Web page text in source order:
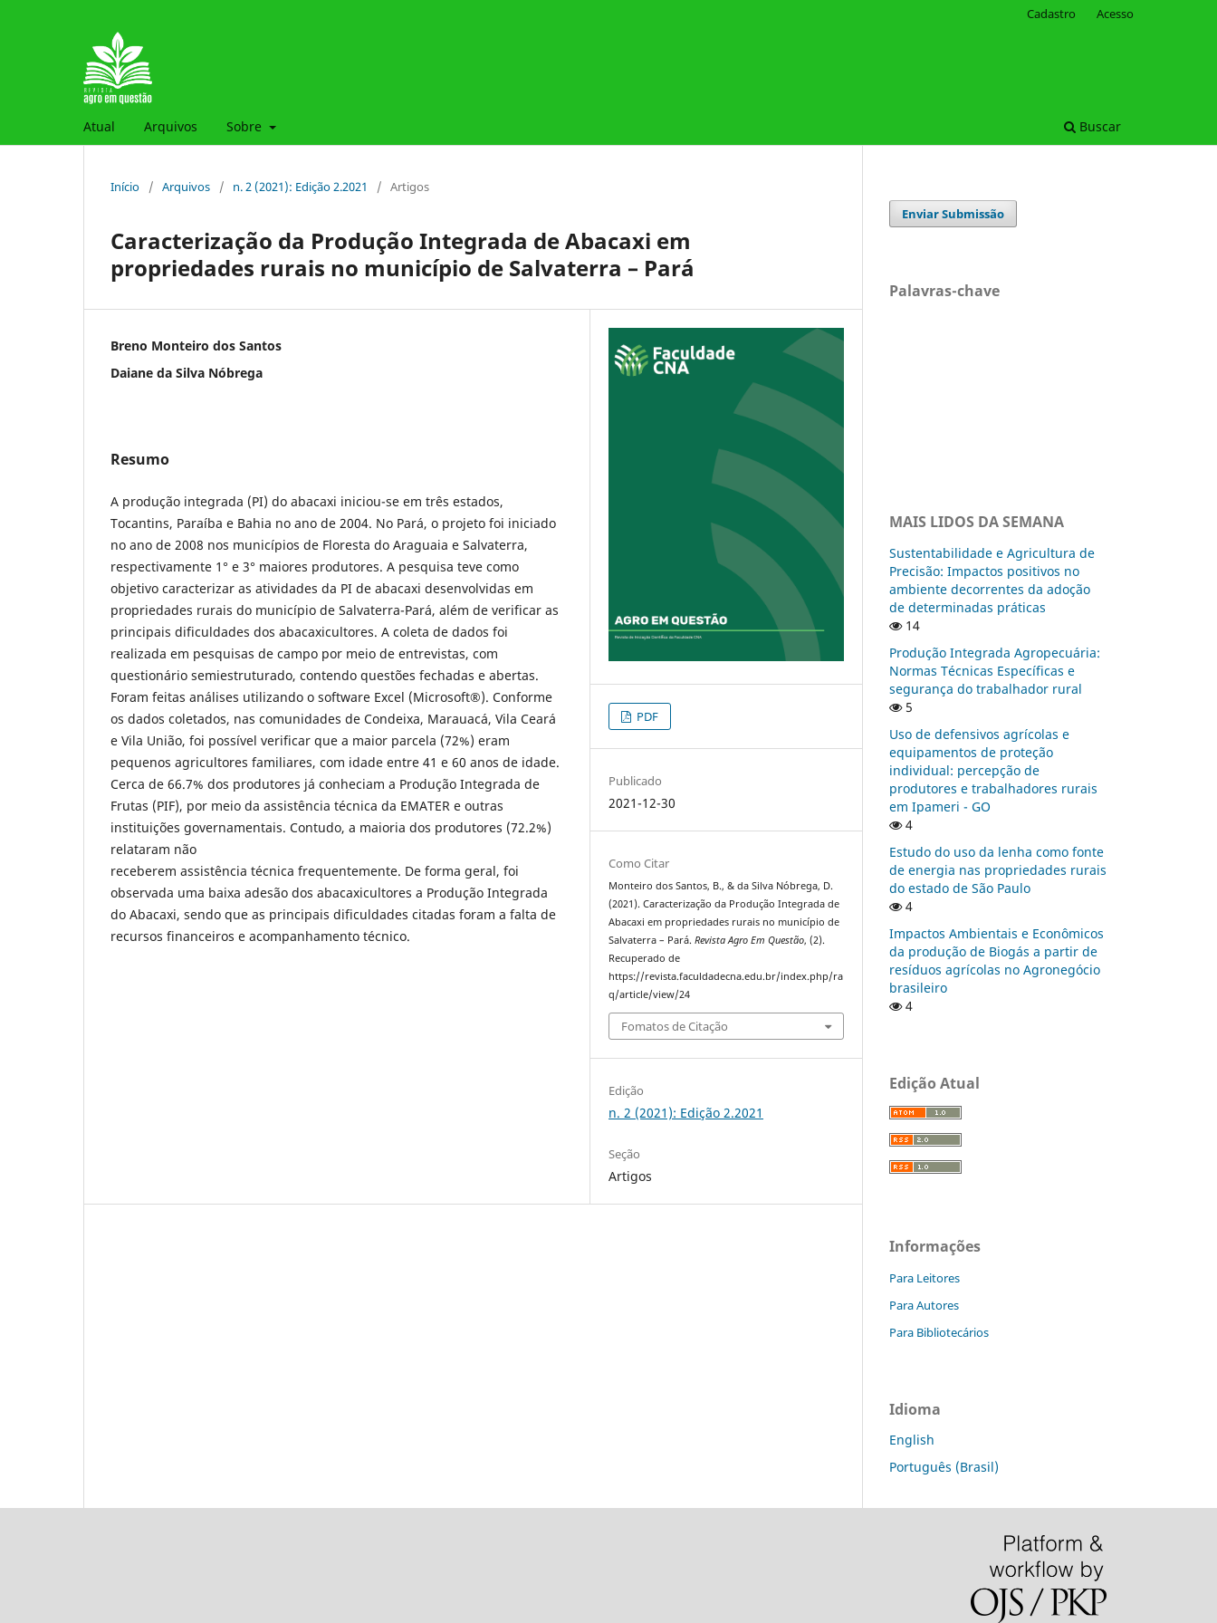
Atual Arquivos Sobre Buscar
Cadastro Acesso
Início / Arquivos / n. 2 (2021): Edição 2.2021 / Artigos
Caracterização da Produção Integrada de Abacaxi em
propriedades rurais no município de Salvaterra – Pará
Breno Monteiro dos Santos
Daiane da Silva Nóbrega
Resumo
A produção integrada (PI) do abacaxi iniciou-se em três estados,
Tocantins, Paraíba e Bahia no ano de 2004. No Pará, o projeto foi iniciado
no ano de 2008 nos municípios de Floresta do Araguaia e Salvaterra,
respectivamente 1° e 3° maiores produtores. A pesquisa teve como
objetivo caracterizar as atividades da PI de abacaxi desenvolvidas em
propriedades rurais do município de Salvaterra-Pará, além de verificar as
principais dificuldades dos abacaxicultores. A coleta de dados foi
realizada em pesquisas de campo por meio de entrevistas, com
questionário semiestruturado, contendo questões fechadas e abertas.
Foram feitas análises utilizando o software Excel (Microsoft®). Conforme
os dados coletados, nas comunidades de Condeixa, Marauacá, Vila Ceará
e Vila União, foi possível verificar que a maior parcela (72%) eram
pequenos agricultores familiares, com idade entre 41 e 60 anos de idade.
Cerca de 66.7% dos produtores já conheciam a Produção Integrada de
Frutas (PIF), por meio da assistência técnica da EMATER e outras
instituições governamentais. Contudo, a maioria dos produtores (72.2%)
relataram não
receberem assistência técnica frequentemente. De forma geral, foi
observada uma baixa adesão dos abacaxicultores a Produção Integrada
do Abacaxi, sendo que as principais dificuldades citadas foram a falta de
recursos financeiros e acompanhamento técnico.
PDF
Publicado
2021-12-30
Como Citar
Monteiro dos Santos, B., & da Silva Nóbrega, D.
(2021). Caracterização da Produção Integrada de
Abacaxi em propriedades rurais no município de
Salvaterra – Pará.Revista Agro Em Questão, (2).
Recuperado de
https://revista.faculdadecna.edu.br/index.php/ra
q/article/view/24
Fomatos de Citação
Edição
n. 2 (2021): Edição 2.2021
Seção
Artigos
Enviar Submissão
Palavras-chave
MAIS LIDOS DA SEMANA
Sustentabilidade e Agricultura de
Precisão: Impactos positivos no
ambiente decorrentes da adoção
de determinadas práticas
14
Produção Integrada Agropecuária:
Normas Técnicas Específicas e
segurança do trabalhador rural
5
Uso de defensivos agrícolas e
equipamentos de proteção
individual: percepção de
produtores e trabalhadores rurais
em Ipameri - GO
4
Estudo do uso da lenha como fonte
de energia nas propriedades rurais
do estado de São Paulo
4
Impactos Ambientais e Econômicos
da produção de Biogás a partir de
resíduos agrícolas no Agronegócio
brasileiro
4
Edição Atual
Informações
Para Leitores
Para Autores
Para Bibliotecários
Idioma
English
Português (Brasil)